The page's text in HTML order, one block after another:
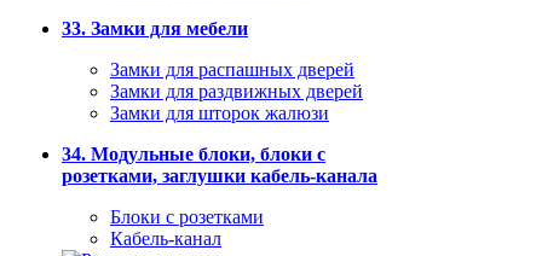
33. Замки для мебели
Замки для распашных дверей
Замки для раздвижных дверей
Замки для шторок жалюзи
34. Модульные блоки, блоки с
розетками, заглушки кабель-канала
Блоки с розетками
Кабель-канал